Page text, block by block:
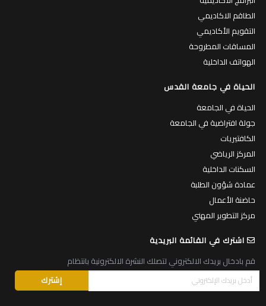
الطاقم الاكاديمي
التقويم الأكاديمي
المساقات المطروحة
الهواتف الداخلية
الحياة في جامعة القدس
الحياة في الجامعة
جولة افتراضية في الجامعة
الكافتيريات
المركز الرياضي
السكنات الداخلية
عمادة شؤون الطلبة
حاضنة الأعمال
مركز التطوير المهني
اشترك في القائمة البريدية
قم بادخال بريدك الالكتروني لتصلك النشرة الالكترونية بانتظام